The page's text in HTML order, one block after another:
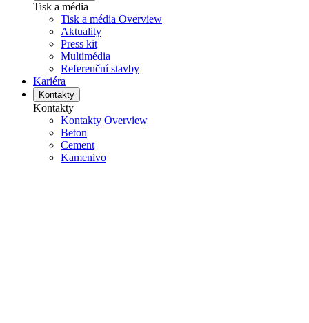
Tisk a média
Tisk a média Overview
Aktuality
Press kit
Multimédia
Referenční stavby
Kariéra
Kontakty
Kontakty
Kontakty Overview
Beton
Cement
Kamenivo